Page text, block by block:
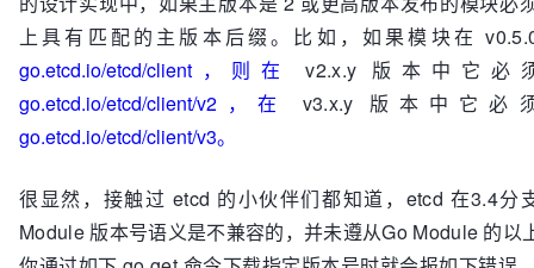
上具有匹配的主版本后缀。比如，如果模块在
go.etcd.io/etcd/client，则在
v2.x.y 版本中它必
go.etcd.io/etcd/client/v2，在
v3.x.y 版本中它必
go.etcd.io/etcd/client/v3。
很显然，接触过 etcd 的小伙伴们都知道，etcd 在3.4分
Module 版本号语义是不兼容的，并未遵从Go Module 的以